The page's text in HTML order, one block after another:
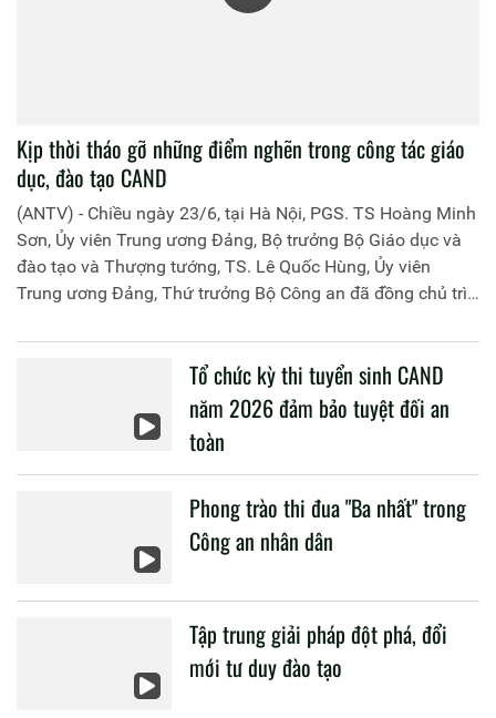
Kịp thời tháo gỡ những điểm nghẽn trong công tác giáo
dục, đào tạo CAND
(ANTV) - Chiều ngày 23/6, tại Hà Nội, PGS. TS Hoàng Minh
Sơn, Ủy viên Trung ương Đảng, Bộ trưởng Bộ Giáo dục và
đào tạo và Thượng tướng, TS. Lê Quốc Hùng, Ủy viên
Trung ương Đảng, Thứ trưởng Bộ Công an đã đồng chủ trì
liên quan đến công tác giáo dục và đào tạo của lực lượng
Tổ chức kỳ thi tuyển sinh CAND
năm 2026 đảm bảo tuyệt đối an
toàn
Phong trào thi đua "Ba nhất" trong
Công an nhân dân
Tập trung giải pháp đột phá, đổi
mới tư duy đào tạo